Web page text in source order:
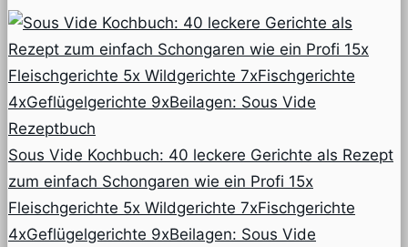
Sous Vide Kochbuch: 40 leckere Gerichte als Rezept
zum einfach Schongaren wie ein Profi 15x
Fleischgerichte 5x Wildgerichte 7xFischgerichte
4xGeflügelgerichte 9xBeilagen: Sous Vide